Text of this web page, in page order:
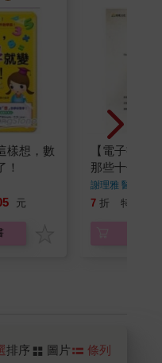
樣想，數
！
元
【電子書】
那些十七歲
謝理雅 醫學博士
7 折 特價
排序 圖片 條列